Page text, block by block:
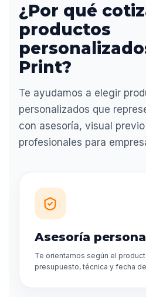
¿Por qué
productos
Print?
Te ayudamos a elegir
personalizados que
con asesoría, visual
profesionales para
Asesoría
Te orientamos según el
presupuesto, técnica y fecha